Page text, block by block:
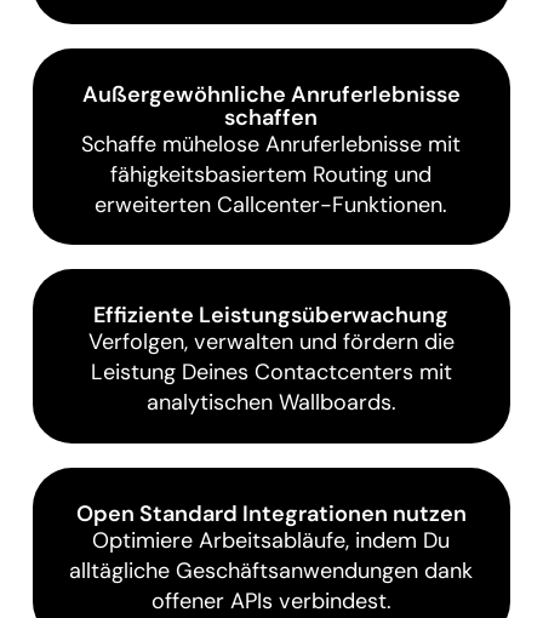
Außergewöhnliche Anruferlebnisse
schaffen
Schaffe mühelose Anruferlebnisse mit
fähigkeitsbasiertem Routing und
erweiterten Callcenter-Funktionen.
Effiziente Leistungsüberwachung
Verfolgen, verwalten und fördern die
Leistung Deines Contactcenters mit
analytischen Wallboards.
Open Standard Integrationen nutzen
Optimiere Arbeitsabläufe, indem Du
alltägliche Geschäftsanwendungen dank
offener APIs verbindest.